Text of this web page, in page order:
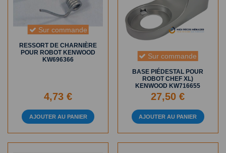
Sur commande
RESSORT DE CHARNIÈRE
POUR ROBOT KENWOOD
KW696366
4,73 €
AJOUTER AU PANIER
Sur commande
BASE PIÉDESTAL POUR
ROBOT CHEF XL)
KENWOOD KW716655
27,50 €
AJOUTER AU PANIER